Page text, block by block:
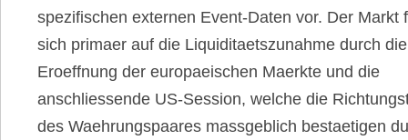
spezifischen externen Event-Daten vor. Der Markt
sich primaer auf die Liquiditaetszunahme durch die
Eroeffnung der europaeischen Maerkte und die
anschliessende US-Session, welche die
des Waehrungspaares massgeblich bestaetigen